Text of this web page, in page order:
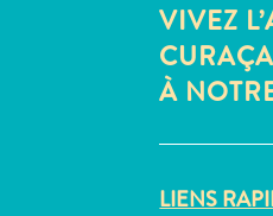
VIVEZ
À
LIENS